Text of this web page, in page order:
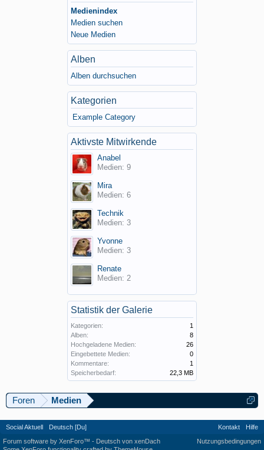
Medienindex
Medien suchen
Neue Medien
Alben
Alben durchsuchen
Kategorien
Example Category
Aktivste Mitwirkende
Anabel
Medien: 9
Mira
Medien: 6
Technik
Medien: 3
Yvonne
Medien: 3
Renate
Medien: 2
Statistik der Galerie
Kategorien:
1
Alben:
8
Hochgeladene Medien:
26
Eingebettete Medien:
0
Kommentare:
1
Speicherbedarf:
22,3 MB
Foren Medien
Social Aktuell Deutsch [Du] Kontakt
Hilfe
Nutzungsbedingungen
Forum software by XenForo™ - Deutsch von xenDach